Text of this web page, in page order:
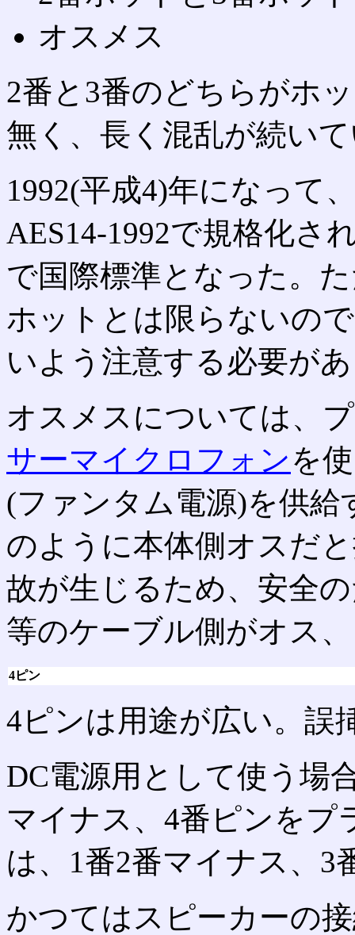
オスメス
2番と3番のどちらがホ
無く、長く混乱が続い
1992(平成4)年になって
AES14-1992で規格化さ
で国際標準となった。
ホットとは限らないの
いよう注意する必要が
オスメスについては、
サーマイクロフォンを
(ファンタム電源)を供
のように本体側オスだ
故が生じるため、安全
等のケーブル側がオス
4ピン
4ピンは用途が広い。誤
DC電源用として使う場
マイナス、4番ピンをプ
は、1番2番マイナス、3
かつてはスピーカーの